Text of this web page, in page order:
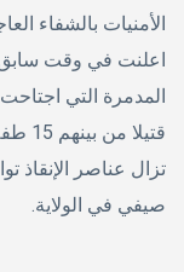
الأمنيات بالشفاء
اعلنت في وقت سابق
صيفي في الولاية.